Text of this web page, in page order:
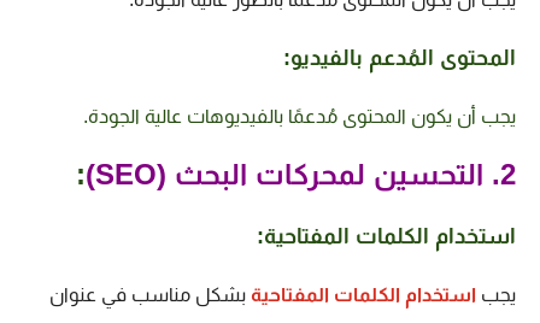
المحتوى المُدعم بالفيديو:
يجب أن يكون المحتوى مُدعمًا بالفيديوهات عالية الجودة.
2. التحسين لمحركات البحث (SEO) :
استخدام الكلمات المفتاحية:
يجب استخدام الكلمات المفتاحية بشكل مناسب في عنوان